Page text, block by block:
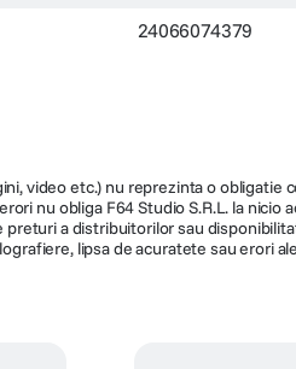
24066074379
video etc.) nu reprezinta o obligatie
nu obliga F64 Studio S.R.L. la
a distribuitorilor sau
lipsa de acuratete sau erori